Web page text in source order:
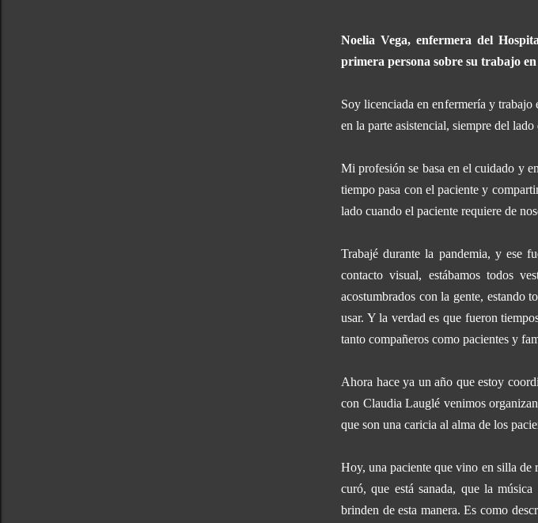
Noelia Vega, enfermera del
primera persona sobre su trabajo
Soy licenciada en enfermería y trabajo
en la parte asistencial, siempre del
Mi profesión se basa en el cuidado y
tiempo pasa con el paciente y
lado cuando el paciente requiere de
Trabajé durante la pandemia, y ese
contacto visual, estábamos todos
acostumbrados con la gente, estando
usar. Y la verdad es que fueron
tanto compañeros como pacientes y
Ahora hace ya un año que estoy
con Claudia Lauglé venimos
que son una caricia al alma de los
Hoy, una paciente que vino en silla de
curó, que está sanada, que la
brinden de esta manera. Es como